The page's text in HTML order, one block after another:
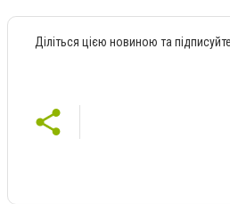
Діліться цією новиною та